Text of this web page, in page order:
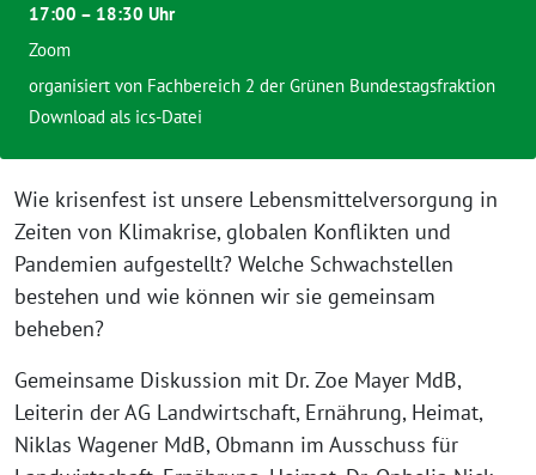
Wie krisenfest ist unsere Lebensmittelversorgung in
Zeiten von Klimakrise, globalen Konflikten und
Pandemien aufgestellt? Welche Schwachstellen
bestehen und wie können wir sie gemeinsam
beheben?
Gemeinsame Diskussion mit Dr. Zoe Mayer MdB,
Leiterin der AG Landwirtschaft, Ernährung, Heimat,
Niklas Wagener MdB, Obmann im Ausschuss für
17:00 – 18:30 Uhr
Zoom
organisiert von Fachbereich 2 der Grünen Bundestagsfraktion
Download als ics-Datei